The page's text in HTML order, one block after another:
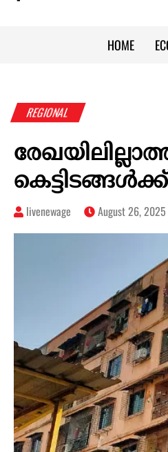
HOME
REGIONAL
livenewage August 26,